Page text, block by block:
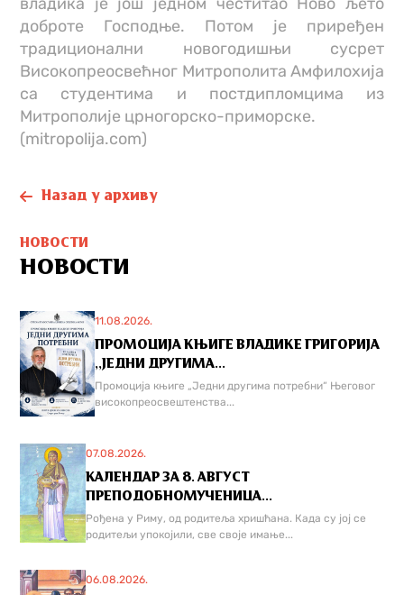
доброте Господње. Потом је приређен
традиционални новогодишњи сусрет
Високопреосвећног Митрополита Амфилохија
са студентима и постдипломцима из
Митрополије црногорско-приморске.
(mitropolija.com)
Назад у архиву
НОВОСТИ
НОВОСТИ
11.08.2026.
ПРОМОЦИЈА КЊИГЕ ВЛАДИКЕ ГРИГОРИЈА
,,ЈЕДНИ ДРУГИМА...
Промоција књиге „Једни другима потребни“ Његовог
високопреосвештенства...
07.08.2026.
КАЛЕНДАР ЗА 8. АВГУСТ
ПРЕПОДОБНОМУЧЕНИЦА...
Рођена у Риму, од родитеља хришћана. Када су јој се
родитељи упокојили, све своје имање...
06.08.2026.